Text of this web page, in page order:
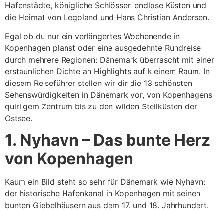
Hafenstädte, königliche Schlösser, endlose Küsten und
die Heimat von Legoland und Hans Christian Andersen.
Egal ob du nur ein verlängertes Wochenende in
Kopenhagen planst oder eine ausgedehnte Rundreise
durch mehrere Regionen: Dänemark überrascht mit einer
erstaunlichen Dichte an Highlights auf kleinem Raum. In
diesem Reiseführer stellen wir dir die 13 schönsten
Sehenswürdigkeiten in Dänemark vor, von Kopenhagens
quirligem Zentrum bis zu den wilden Steilküsten der
Ostsee.
1. Nyhavn – Das bunte Herz
von Kopenhagen
Kaum ein Bild steht so sehr für Dänemark wie Nyhavn:
der historische Hafenkanal in Kopenhagen mit seinen
bunten Giebelhäusern aus dem 17. und 18. Jahrhundert.